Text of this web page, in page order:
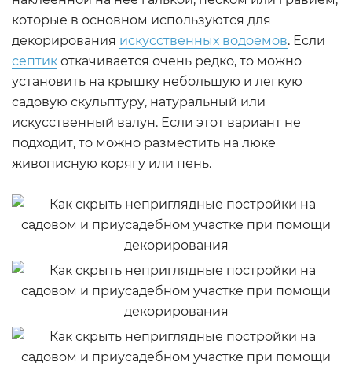
которые в основном используются для
декорирования искусственных водоемов. Если
септик откачивается очень редко, то можно
установить на крышку небольшую и легкую
садовую скульптуру, натуральный или
искусственный валун. Если этот вариант не
подходит, то можно разместить на люке
живописную корягу или пень.